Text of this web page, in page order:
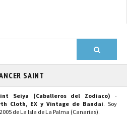
SAINT
Seiya (Caballeros del Zodiaco) -
Cloth, EX y Vintage de Bandai. Soy
de La Isla de La Palma (Canarias).